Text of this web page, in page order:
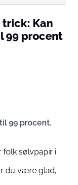
Kan
99 procent
99 procent.
folk sølvpapir i
du være glad,